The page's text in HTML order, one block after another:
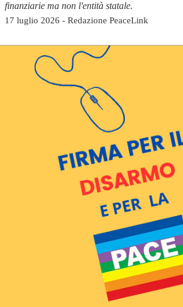
finanziarie ma non l'entità statale.
17 luglio 2026 - Redazione PeaceLink